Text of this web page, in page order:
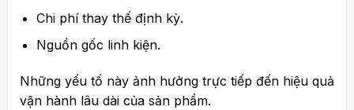
Chi phí thay thế định kỳ.
Nguồn gốc linh kiện.
Những yếu tố này ảnh hưởng trực tiếp đến hiệu quả
vận hành lâu dài của sản phẩm.